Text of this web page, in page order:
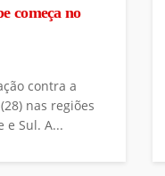
começa no
contra a
nas regiões
e Sul. A...